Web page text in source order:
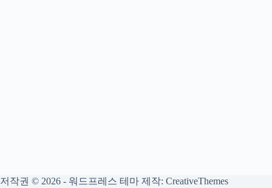
저작권 © 2026 - 워드프레스 테마 제작: CreativeThemes